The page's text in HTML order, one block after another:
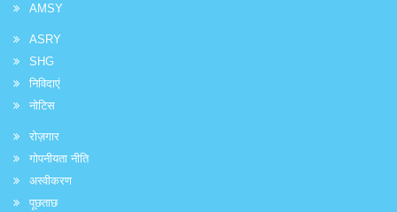
AMSY
ASRY
SHG
निविदाएं
नोटिस
रोज़गार
गोपनीयता नीति
अस्वीकरण
पूछताछ